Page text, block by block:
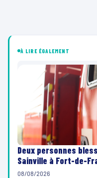
À LIRE ÉGALEMENT
Deux personnes
Sainville à Fort-de-
08/08/2026